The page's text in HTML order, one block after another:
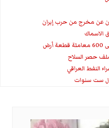
عن مخرج من حرب إيران
الاسماك
حصر السلاح